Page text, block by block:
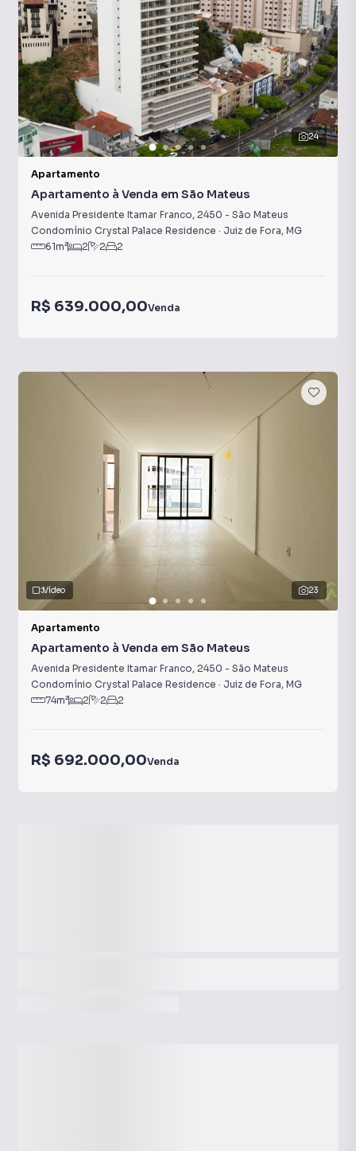
24
Apartamento
Apartamento à Venda em São Mateus
Avenida Presidente Itamar Franco, 2450 - São Mateus
Condomínio Crystal Palace Residence · Juiz de Fora, MG
61m² 2 2 2
R$ 639.000,00Venda
23
Vídeo
Apartamento
Apartamento à Venda em São Mateus
Avenida Presidente Itamar Franco, 2450 - São Mateus
Condomínio Crystal Palace Residence · Juiz de Fora, MG
74m² 2 2 2
R$ 692.000,00Venda